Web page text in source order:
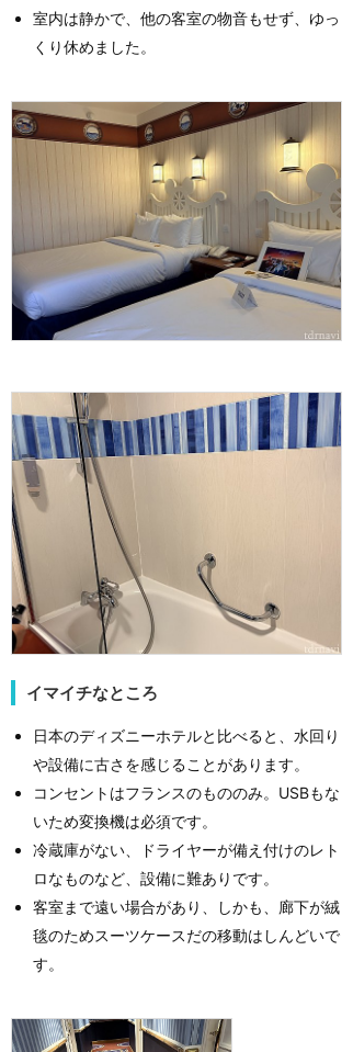
室内は静かで、他の客室の物音もせず、ゆっ
くり休めました。
イマイチなところ
日本のディズニーホテルと比べると、水回り
や設備に古さを感じることがあります。
コンセントはフランスのもののみ。USBもな
いため変換機は必須です。
冷蔵庫がない、ドライヤーが備え付けのレト
ロなものなど、設備に難ありです。
客室まで遠い場合があり、しかも、廊下が絨
毯のためスーツケースだの移動はしんどいで
す。